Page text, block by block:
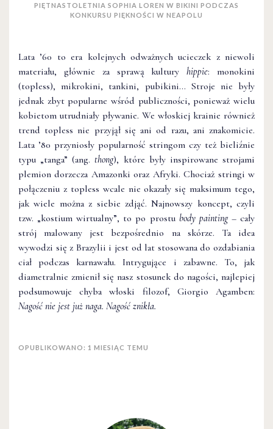
PIĘTNASTOLETNIA SOPHIA LOREN W BIKINI PODCZAS
KONKURSU PIĘKNOŚCI W NEAPOLU
Lata ’60 to era kolejnych odważnych ucieczek z niewoli
materiału, głównie za sprawą kulturyhippie: monokini
(topless), mikrokini, tankini, pubikini… Stroje nie były
jednak zbyt popularne wśród publiczności, ponieważ wielu
kobietom utrudniały pływanie. We włoskiej krainie również
trend topless nie przyjął się ani od razu, ani znakomicie.
Lata ’80 przyniosły popularność stringom czy też bieliźnie
typu „tanga” (ang.thong), które były inspirowane strojami
plemion dorzecza Amazonki oraz Afryki. Chociaż stringi w
połączeniu z topless wcale nie okazały się maksimum tego,
jak wiele można z siebie zdjąć. Najnowszy koncept, czyli
tzw. „kostium wirtualny”, to po prostu body painting– cały
strój malowany jest bezpośrednio na skórze. Ta idea
wywodzi się z Brazylii i jest od lat stosowana do ozdabiania
ciał podczas karnawału. Intrygujące i zabawne. To, jak
diametralnie zmienił się nasz stosunek do nagości, najlepiej
podsumowuje chyba włoski filozof, Giorgio Agamben:
Nagość nie jest już naga. Nagość znikła.
OPUBLIKOWANO: 1 MIESIĄC TEMU